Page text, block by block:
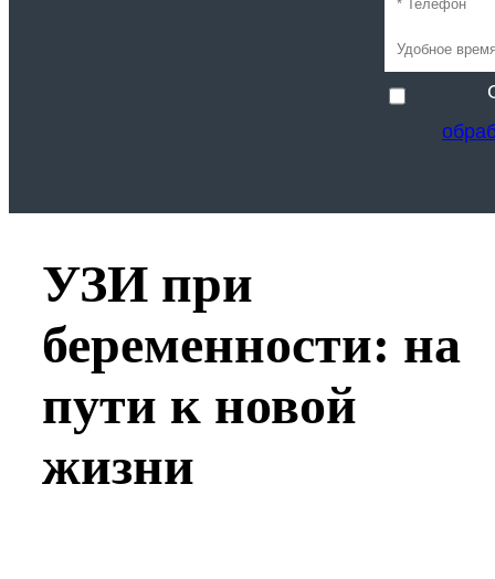
УЗИ при
беременности: на
пути к новой
жизни